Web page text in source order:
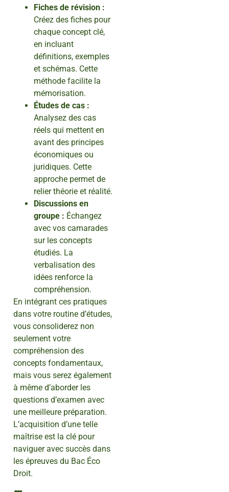
Fiches de révision :
Créez des fiches pour
chaque concept clé,
en incluant
définitions, exemples
et schémas. Cette
méthode facilite la
mémorisation.
Études de cas :
Analysez des cas
réels qui mettent en
avant des principes
économiques ou
juridiques. Cette
approche permet de
relier théorie et réalité.
Discussions en
groupe : Échangez
avec vos camarades
sur les concepts
étudiés. La
verbalisation des
idées renforce la
compréhension.
En intégrant ces pratiques
dans votre routine d’études,
vous consoliderez non
seulement votre
compréhension des
concepts fondamentaux,
mais vous serez également
à même d’aborder les
questions d’examen avec
une meilleure préparation.
L’acquisition d’une telle
maîtrise est la clé pour
naviguer avec succès dans
les épreuves du Bac Éco
Droit.